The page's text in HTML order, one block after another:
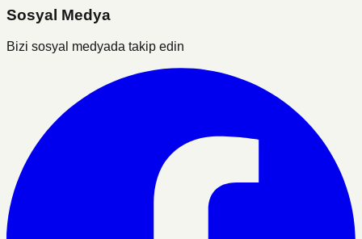
Sosyal Medya
Bizi sosyal medyada takip edin